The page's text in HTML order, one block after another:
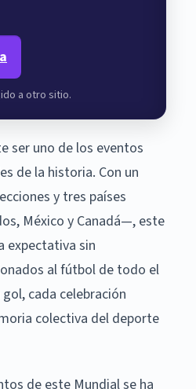
a otro sitio.
ser uno de los eventos
de la historia. Con un
y tres países
México y Canadá—, este
expectativa sin
al fútbol de todo el
cada celebración
colectiva del deporte
de este Mundial se ha